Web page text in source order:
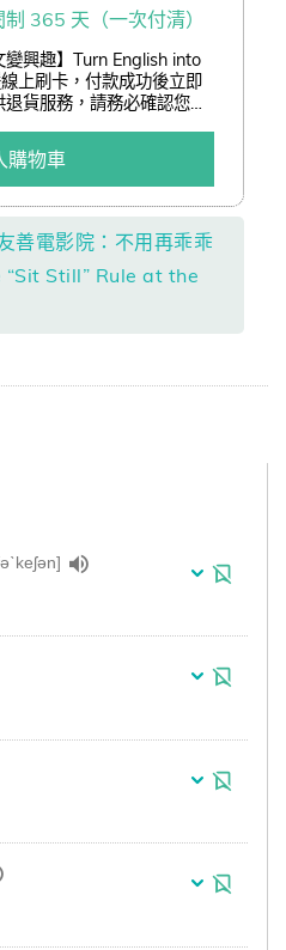
365 天（一次付清）
變興趣】Turn English into
上刷卡，付款成功後立即
貨服務，請務必確認您已
)」折抵二擇一。 ✔ 以低於
購物車
善電影院：不用再乖乖
Still” Rule at the